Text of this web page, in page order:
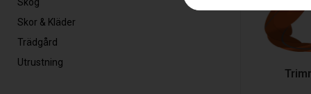
Skor & Kläder
Trädgård
Utrustning